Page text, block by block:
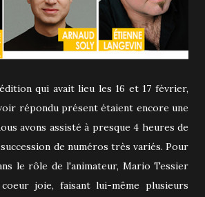
répondu présent étaient encore une
avons assisté à presque 4 heures de
de numéros très variés. Pour
le rôle de l'animateur, Mario Tessier
joie, faisant lui-même plusieurs